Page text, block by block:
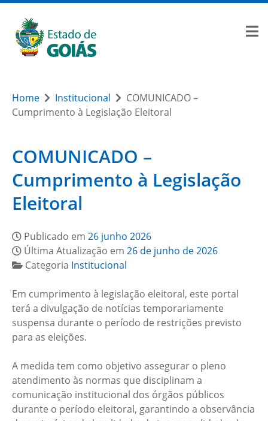
Home Institucional
COMUNICADO –
Cumprimento à Legislação Eleitoral
COMUNICADO –
Cumprimento à Legislação
Eleitoral
Publicado em 26 junho 2026
Última Atualização em 26 de junho de 2026
Categoria Institucional
Em cumprimento à legislação eleitoral, este portal
terá a divulgação de notícias temporariamente
suspensa durante o período de restrições previsto
para as eleições.
A medida tem como objetivo assegurar o pleno
atendimento às normas que disciplinam a
comunicação institucional dos órgãos públicos
durante o período eleitoral, garantindo a observância